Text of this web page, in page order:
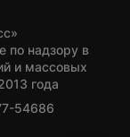
по надзору в
и массовых
года
54686